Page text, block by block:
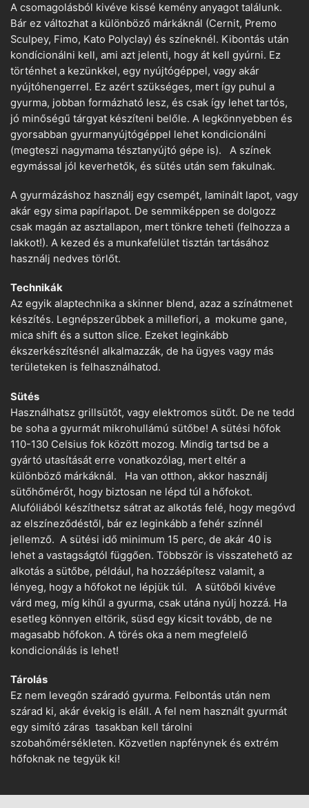
A csomagolásból kivéve kissé kemény anyagot találunk.
Bár ez változhat a különböző márkáknál (Cernit, Premo
Sculpey, Fimo, Kato Polyclay) és színeknél. Kibontás után
kondícionálni kell, ami azt jelenti, hogy át kell gyúrni. Ez
történhet a kezünkkel, egy nyújtógéppel, vagy akár
nyújtóhengerrel. Ez azért szükséges, mert így puhul a
gyurma, jobban formázható lesz, és csak így lehet tartós,
jó minőségű tárgyat készíteni belőle. A legkönnyebben és
gyorsabban gyurmanyújtógéppel lehet kondicionálni
(megteszi nagymama tésztanyújtó gépe is). A színek
egymással jól keverhetők, és sütés után sem fakulnak.
A gyurmázáshoz használj egy csempét, laminált lapot, vagy
akár egy sima papírlapot. De semmiképpen se dolgozz
csak magán az asztallapon, mert tönkre teheti (felhozza a
lakkot!). A kezed és a munkafelület tisztán tartásához
használj nedves törlőt.
Technikák
Az egyik alaptechnika a skinner blend, azaz a színátmenet
készítés. Legnépszerűbbek a millefiori, a mokume gane,
mica shift és a sutton slice. Ezeket leginkább
ékszerkészítésnél alkalmazzák, de ha ügyes vagy más
területeken is felhasználhatod.
Sütés
Használhatsz grillsütőt, vagy elektromos sütőt. De ne tedd
be soha a gyurmát mikrohullámú sütőbe! A sütési hőfok
110-130 Celsius fok között mozog. Mindig tartsd be a
gyártó utasítását erre vonatkozólag, mert eltér a
különböző márkáknál. Ha van otthon, akkor használj
sütőhőmérőt, hogy biztosan ne lépd túl a hőfokot.
Alufóliából készíthetsz sátrat az alkotás felé, hogy megóvd
az elszíneződéstől, bár ez leginkább a fehér színnél
jellemző. A sütési idő minimum 15 perc, de akár 40 is
lehet a vastagságtól függően. Többször is visszatehető az
alkotás a sütőbe, például, ha hozzáépítesz valamit, a
lényeg, hogy a hőfokot ne lépjük túl. A sütőből kivéve
várd meg, míg kihűl a gyurma, csak utána nyúlj hozzá. Ha
esetleg könnyen eltörik, süsd egy kicsit tovább, de ne
magasabb hőfokon. A törés oka a nem megfelelő
kondicionálás is lehet!
Tárolás
Ez nem levegőn száradó gyurma. Felbontás után nem
szárad ki, akár évekig is eláll. A fel nem használt gyurmát
egy simító záras tasakban kell tárolni
szobahőmérsékleten. Közvetlen napfénynek és extrém
hőfoknak ne tegyük ki!